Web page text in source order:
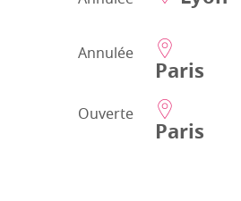
Annulée
Paris
Ouverte
Paris